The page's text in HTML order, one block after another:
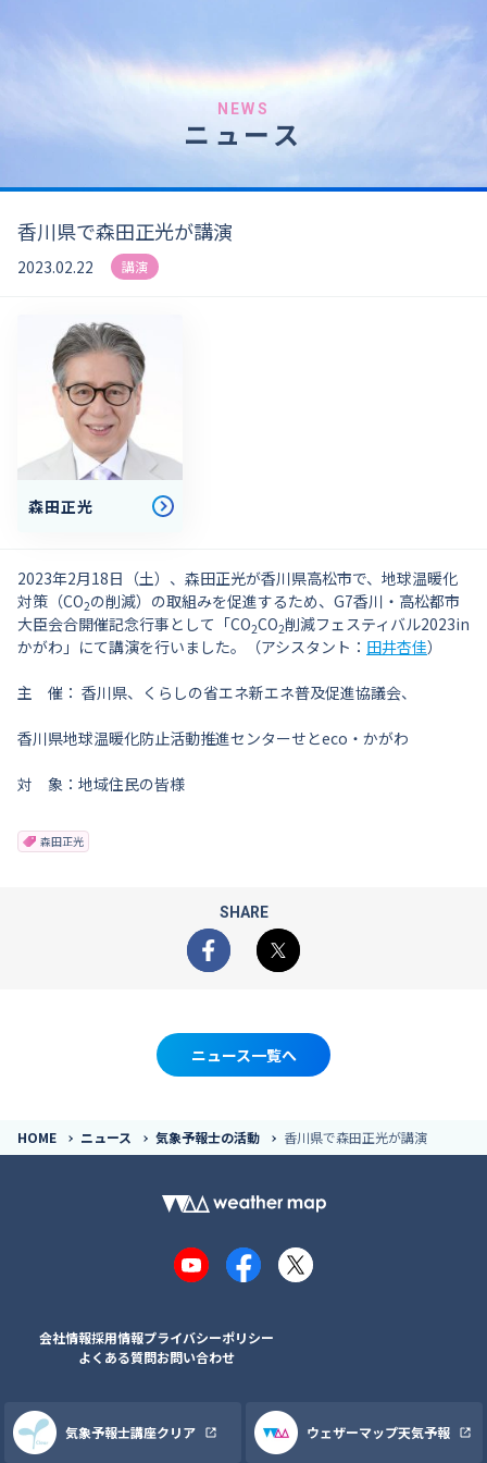
NEWS
ニュース
香川県で森田正光が講演
2023.02.22 講演
森田正光
2023年2月18日（土）、森田正光が香川県高松市で、地球温暖化
対策（CO2の削減）の取組みを促進するため、G7香川・高松都市
大臣会合開催記念行事として 「CO2CO2削減フェスティバル2023in
かがわ」にて講演を行いました。（アシスタント： 田井杏佳）
主 催： 香川県、くらしの省エネ新エネ普及促進協議会、
香川県地球温暖化防止活動推進センターせとeco・かがわ
対 象：地域住民の皆様
森田正光
SHARE
Facebook
X
ニュース一覧へ
HOME ニュース 気象予報士の活動 香川県で森田正光が講演
YouTubeFacebook
X
会社情報採用情報プライバシーポリシー
よくある質問お問い合わせ
気象予報士講座クリア ウェザーマップ天気予報